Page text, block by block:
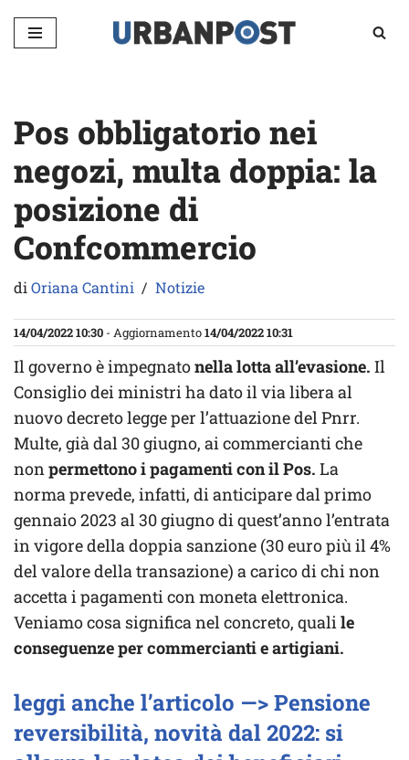
Vai
Pos obbligatorio nei
negozi, multa doppia: la
posizione di
Confcommercio
diOriana Cantini Notizie
14/04/2022 10:30 - Aggiornamento14/04/2022 10:31
Il governo è impegnatonella lotta all’evasione. Il
Consiglio dei ministri ha dato il via libera al
nuovo decreto legge per l’attuazione del Pnrr.
Multe, già dal 30 giugno, ai commercianti che
nonpermettono i pagamenti con il Pos. La
norma prevede, infatti, di anticipare dal primo
gennaio 2023 al 30 giugno di quest’anno l’entrata
in vigore della doppia sanzione (30 euro più il 4%
del valore della transazione) a carico di chi non
accetta i pagamenti con moneta elettronica.
Veniamo cosa significa nel concreto, qualile
conseguenze per commercianti e artigiani.
leggi anche l’articolo —> Pensione
reversibilità, novità dal 2022: si